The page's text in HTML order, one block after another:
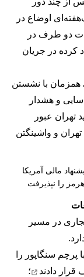
یک‌هفته‌ای اوضاع در
دو طرف در
کرده در جریان
همزمان با نشستن
و هشدار
تهران عبور
و واشینگتن
مالی آمریکا
را نپذیرفت
در مسیر
باری با پرچم سنگاپور را
قرار دادند
؛